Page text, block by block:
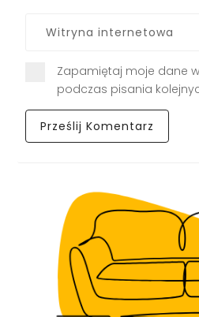
Zapamiętaj moje dane
podczas pisania